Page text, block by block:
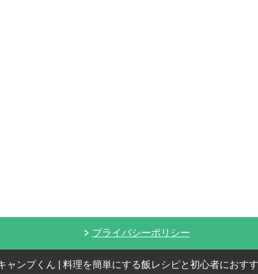
プライバシーポリシー
ャンプくん | 料理を簡単にする飯レシピと初心者におす